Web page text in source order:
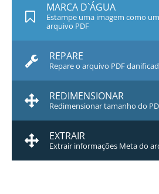
MARCA D`ÁGUA
Estampe uma imagem como
arquivo PDF
REPARE
Repare o arquivo PDF
REDIMENSIONAR
Redimensionar tamanho do
EXTRAIR
Extrair informações Meta do